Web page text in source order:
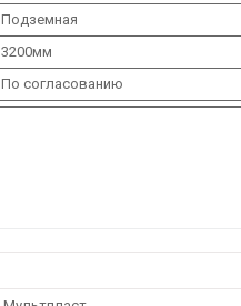
Подземная
3200мм
По согласованию